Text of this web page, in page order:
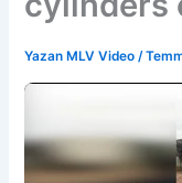
Yazan MLV Video/